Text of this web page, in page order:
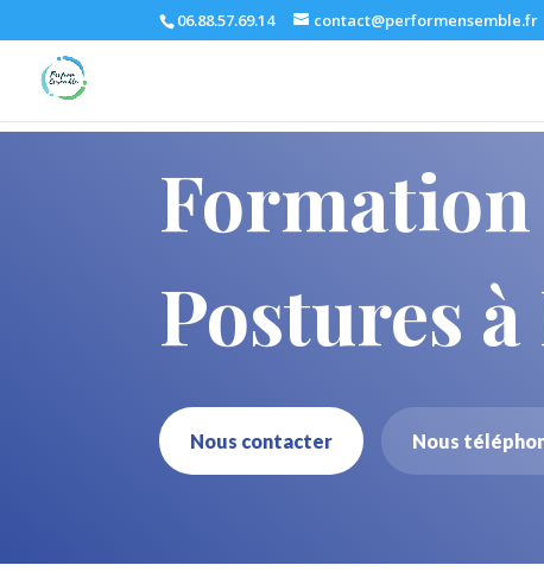
06.88.57.69.14 contact@performensemble.fr
Formation
Postures
Nous contacter Nous